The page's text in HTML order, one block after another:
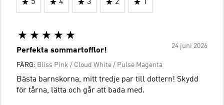
5 4 3 2 1
24 juni 2026
Perfekta sommartofflor!
FÄRG: Bliss Pink / Cloud White / Pulse Magenta
Bästa barnskorna, mitt tredje par till dottern! Skydd
för tårna, lätta och går att bada med.